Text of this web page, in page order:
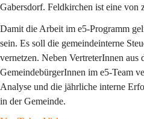
Gabersdorf. Feldkirchen ist eine von
Damit die Arbeit im e5-Programm
sein. Es soll die gemeindeinterne
vernetzen. Neben VertreterInnen
GemeindebürgerInnen im e5-Team
Analyse und die jährliche interne
in der Gemeinde.